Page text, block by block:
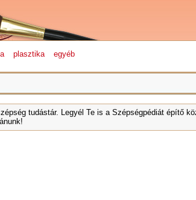
plasztika egyéb
tudástár. Legyél Te is a Szépségpédiát építő